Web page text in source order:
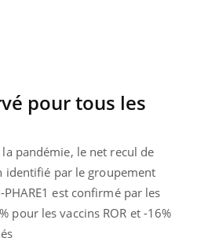
pour tous les
pandémie, le net recul de
identifié par le groupement
est confirmé par les
pour les vaccins ROR et -16%